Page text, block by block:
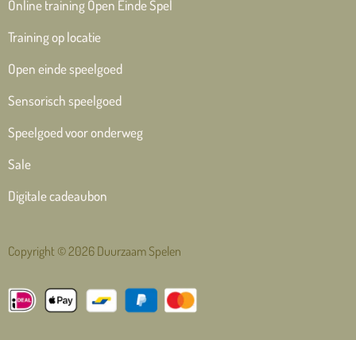
Online training Open Einde Spel
Training op locatie
Open einde speelgoed
Sensorisch speelgoed
Speelgoed voor onderweg
Sale
Digitale cadeaubon
Copyright © 2026 Duurzaam Spelen